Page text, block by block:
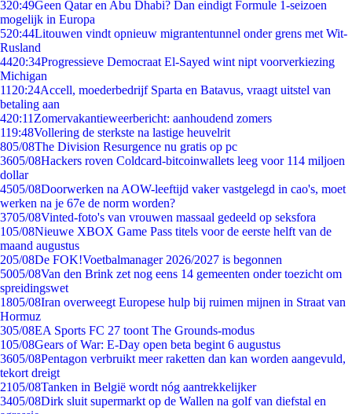
320:49Geen Qatar en Abu Dhabi? Dan eindigt Formule 1-seizoen
mogelijk in Europa
520:44Litouwen vindt opnieuw migrantentunnel onder grens met Wit-
Rusland
4420:34Progressieve Democraat El-Sayed wint nipt voorverkiezing
Michigan
11 20:24Accell, moederbedrijf Sparta en Batavus, vraagt uitstel van
betaling aan
420:11 Zomervakantieweerbericht: aanhoudend zomers
119:48Vollering de sterkste na lastige heuvelrit
805/08The Division Resurgence nu gratis op pc
3605/08Hackers roven Coldcard-bitcoinwallets leeg voor 114 miljoen
dollar
4505/08Doorwerken na AOW-leeftijd vaker vastgelegd in cao's, moet
werken na je 67e de norm worden?
3705/08Vinted-foto's van vrouwen massaal gedeeld op seksfora
105/08Nieuwe XBOX Game Pass titels voor de eerste helft van de
maand augustus
205/08De FOK!Voetbalmanager 2026/2027 is begonnen
5005/08Van den Brink zet nog eens 14 gemeenten onder toezicht om
spreidingswet
1805/08Iran overweegt Europese hulp bij ruimen mijnen in Straat van
Hormuz
305/08EA Sports FC 27 toont The Grounds-modus
105/08Gears of War: E-Day open beta begint 6 augustus
3605/08Pentagon verbruikt meer raketten dan kan worden aangevuld,
tekort dreigt
2105/08Tanken in België wordt nóg aantrekkelijker
3405/08Dirk sluit supermarkt op de Wallen na golf van diefstal en